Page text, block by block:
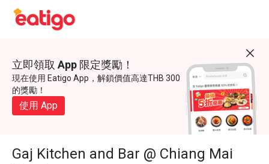
立即領取 App 限定獎勵！
現在使用 Eatigo App，解鎖價值高達THB 300
的獎勵！
使用 App
Gaj Kitchen and Bar @ Chiang Mai